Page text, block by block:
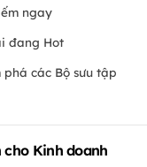
ngay
đang Hot
phá các Bộ sưu tập
cho Kinh doanh